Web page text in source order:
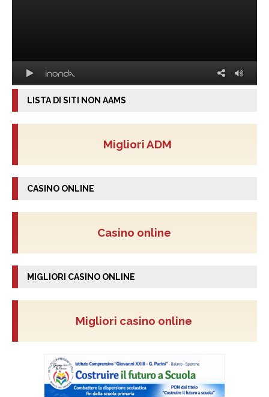
LISTA DI SITI NON AAMS
Migliori ADM
CASINO ONLINE
Casino online
MIGLIORI CASINO ONLINE
Migliori casino online